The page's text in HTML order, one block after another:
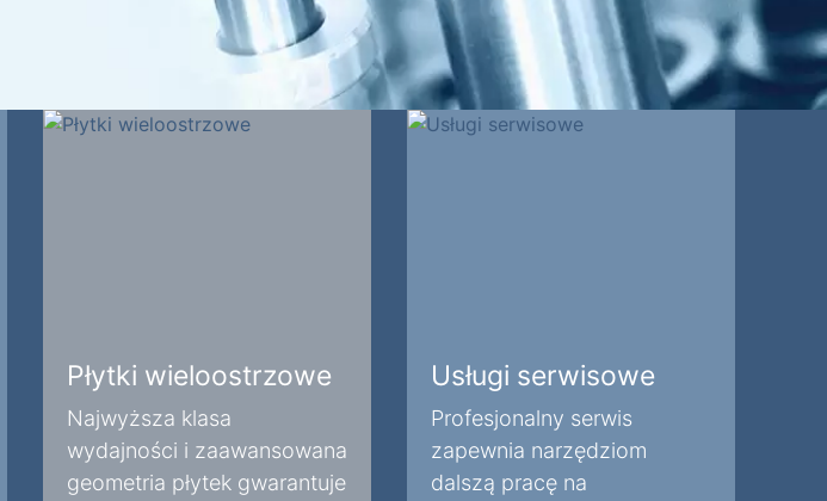
Płytki wieloostrzowe
Najwyższa klasa
wydajności i zaawansowana
geometria płytek gwarantuje
Usługi serwisowe
Profesjonalny serwis
zapewnia narzędziom
dalszą pracę na